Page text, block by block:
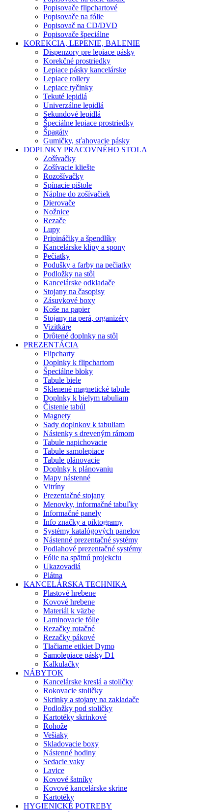
Popisovače flipchartové
Popisovače na fólie
Popisovač na CD/DVD
Popisovače špeciálne
KOREKCIA, LEPENIE, BALENIE
Dispenzory pre lepiace pásky
Korekčné prostriedky
Lepiace pásky kancelárske
Lepiace rollery
Lepiace tyčinky
Tekuté lepidlá
Univerzálne lepidlá
Sekundové lepidlá
Špeciálne lepiace prostriedky
Špagáty
Gumičky, sťahovacie pásky
DOPLNKY PRACOVNÉHO STOLA
Zošívačky
Zošívacie kliešte
Rozošívačky
Spínacie pištole
Náplne do zošívačiek
Dierovače
Nožnice
Rezače
Lupy
Pripináčiky a špendlíky
Kancelárske klipy a spony
Pečiatky
Podušky a farby na pečiatky
Podložky na stôl
Kancelárske odkladače
Stojany na časopisy
Zásuvkové boxy
Koše na papier
Stojany na perá, organizéry
Vizitkáre
Drôtené doplnky na stôl
PREZENTÁCIA
Flipcharty
Doplnky k flipchartom
Špeciálne bloky
Tabule biele
Sklenené magnetické tabule
Doplnky k bielym tabuliam
Čistenie tabúl
Magnety
Sady doplnkov k tabuliam
Nástenky s dreveným rámom
Tabule napichovacie
Tabule samolepiace
Tabule plánovacie
Doplnky k plánovaniu
Mapy nástenné
Vitríny
Prezentačné stojany
Menovky, informačné tabuľky
Informačné panely
Info značky a piktogramy
Systémy katalógových panelov
Nástenné prezentačné systémy
Podlahové prezentačné systémy
Fólie na spätnú projekciu
Ukazovadlá
Plátna
KANCELÁRSKA TECHNIKA
Plastové hrebene
Kovové hrebene
Materiál k väzbe
Laminovacie fólie
Rezačky rotačné
Rezačky pákové
Tlačiarne etikiet Dymo
Samolepiace pásky D1
Kalkulačky
NÁBYTOK
Kancelárske kreslá a stoličky
Rokovacie stoličky
Skrinky a stojany na zakladače
Podložky pod stoličky
Kartotéky skrinkové
Rohože
Vešiaky
Skladovacie boxy
Nástenné hodiny
Sedacie vaky
Lavice
Kovové šatníky
Kovové kancelárske skrine
Kartotéky
HYGIENICKÉ POTREBY